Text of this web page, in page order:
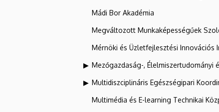
Mádi Bor Akadémia
Megváltozott Munkaképességűek
Mérnöki és Üzletfejlesztési Innovációs
Mezőgazdaság-, Élelmiszertudományi
Multidiszciplináris Egészségipari
Multimédia és E-learning Technikai